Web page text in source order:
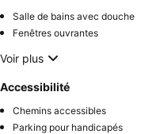
Salle de bains avec douche
Fenêtres ouvrantes
Voir plus
Accessibilité
Chemins accessibles
Parking pour handicapés